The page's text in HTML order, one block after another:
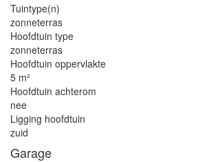
Tuintype(n)
zonneterras
Hoofdtuin type
zonneterras
Hoofdtuin oppervlakte
5 m²
Hoofdtuin achterom
nee
Ligging hoofdtuin
zuid
Garage